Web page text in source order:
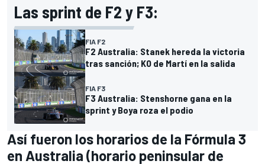
Las sprint de F2 y F3:
FIA F2
F2 Australia: Stanek hereda la victoria
tras sanción; KO de Martí en la salida
FIA F3
F3 Australia: Stenshorne gana en la
sprint y Boya roza el podio
Así fueron los horarios de la Fórmula 3
en Australia (horario peninsular de